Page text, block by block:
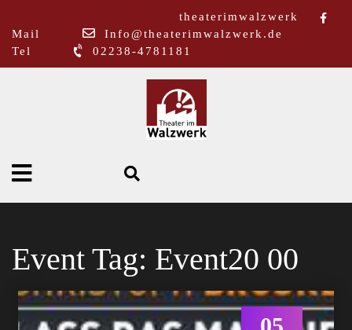
theaterimwalzwerk
Mail
Info@theaterimwalzwerk.de
Tel
02238-4781181
Event Tag: Event20 00